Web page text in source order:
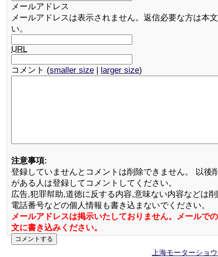
メールアドレス
メールアドレスは表示されません。返信必要な方は本
い。
URL
コメント (smaller size | larger size)
注意事項:
登録していませんとコメントは削除できません。 以後
がある人は登録してコメントしてください。
広告,犯罪幇助,道徳に反する内容,意味ない内容などは
電話番号などの個人情報も書き込まないでください。
メールアドレスは掲示いたしておりません。メールで
文に書き込みください。
上海モーターショ